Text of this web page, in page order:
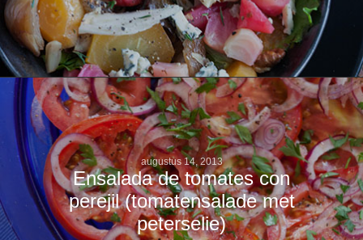
augustus 14, 2013
Ensalada de tomates con
perejil (tomatensalade met
peterselie)